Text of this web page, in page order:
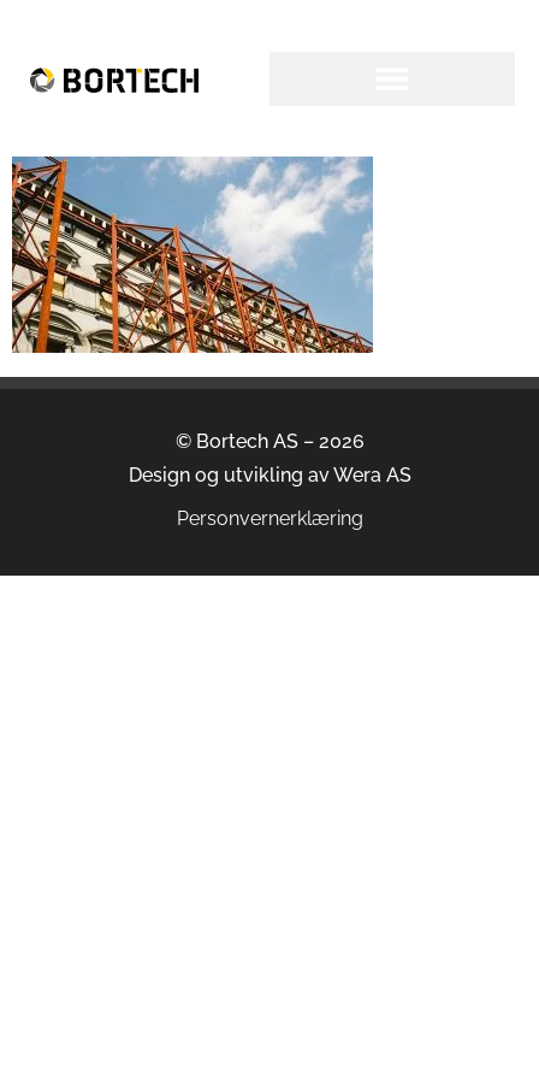
© Bortech AS – 2026
Design og utvikling avWera AS
Personvernerklæring